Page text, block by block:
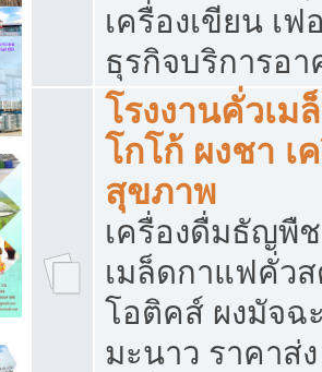
เครื่องเขียน เ
ธุรกิจบริการอ
โรงงานคั่วเม
โกโก้ ผงชา เ
สุขภาพ
เครื่องดื่มธัญพื
เมล็ดกาแฟคั่ว
โอติคส์ ผงมัจฉ
มะนาว ราคาส่